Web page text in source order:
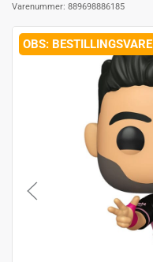
Varenummer: 889698886185
BESTILLINGSVARE